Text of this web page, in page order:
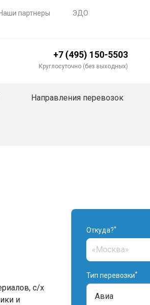
Наши партнеры
ЭДО
+7 (495) 150-5503
Круглосуточно (без выходных)
Направления перевозок
с/х
и
Откуда?*
Тип перевозки*